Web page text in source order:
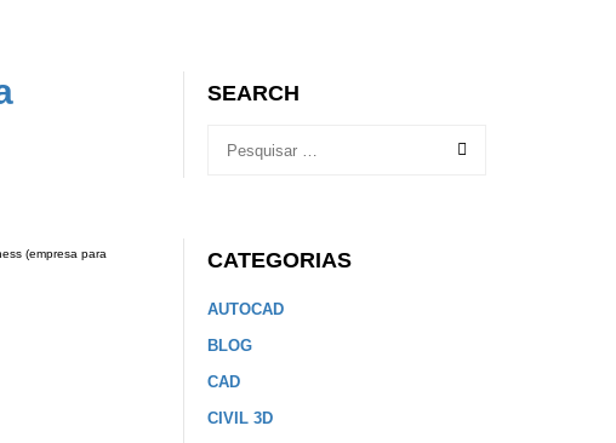
(empresa para
SEARCH
CATEGORIAS
AUTOCAD
BLOG
CAD
CIVIL 3D